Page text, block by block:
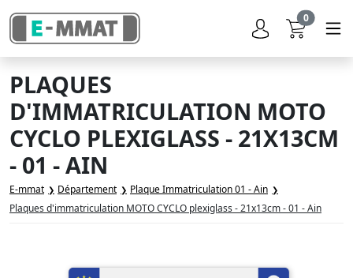
0
PLAQUES
D'IMMATRICULATION MOTO
CYCLO PLEXIGLASS - 21X13CM
- 01 - AIN
E-mmat Département
Plaque Immatriculation 01 - Ain
Plaques d'immatriculation MOTO CYCLO plexiglass - 21x13cm - 01 - Ain